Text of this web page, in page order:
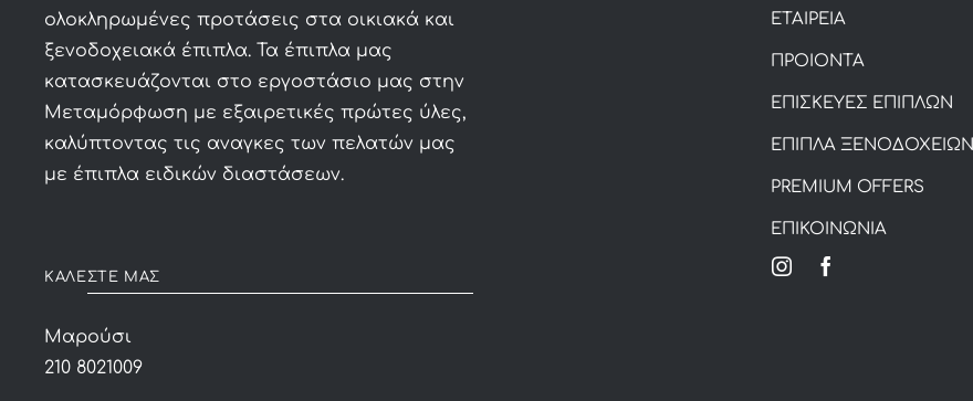
ολοκληρωμένες προτάσεις στα οικιακά και
ξενοδοχειακά έπιπλα. Τα έπιπλα μας
κατασκευάζονται στο εργοστάσιο μας στην
Μεταμόρφωση με εξαιρετικές πρώτες ύλες,
καλύπτοντας τις αναγκες των πελατών μας
με έπιπλα ειδικών διαστάσεων.
ΚΑΛΕΣΤΕ ΜΑΣ
Μαρούσι
210 8021009
ΕΤΑΙΡΕΙΑ
ΠΡΟΙΟΝΤΑ
ΕΠΙΣΚΕΥΕΣ ΕΠΙΠΛΩΝ
ΕΠΙΠΛΑ ΞΕΝΟΔΟΧΕΙΩΝ
PREMIUM OFFERS
ΕΠΙΚΟΙΝΩΝΙΑ